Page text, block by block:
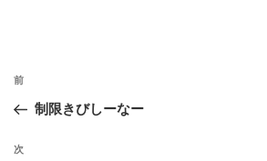
投
ナ
ビ
前
の
稿
前
制限きびしーなー
次
次